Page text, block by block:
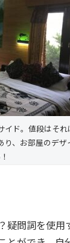
イド。値段はそれ
り、お部屋のデザ
疑問詞を使用